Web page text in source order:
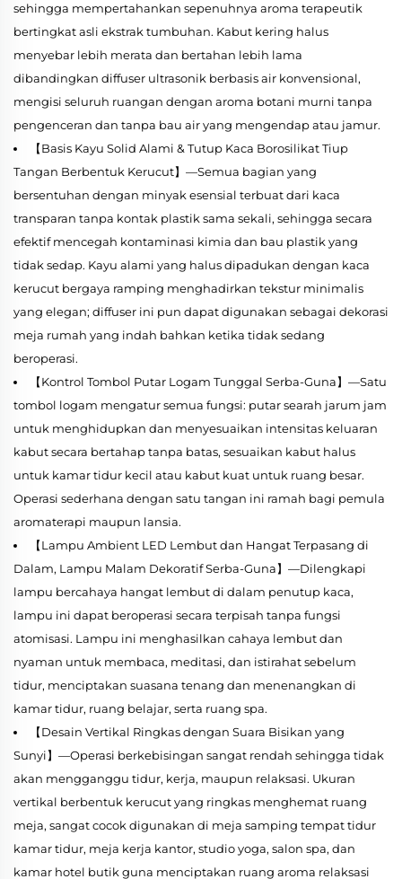
sehingga mempertahankan sepenuhnya aroma terapeutik
bertingkat asli ekstrak tumbuhan. Kabut kering halus
menyebar lebih merata dan bertahan lebih lama
dibandingkan diffuser ultrasonik berbasis air konvensional,
mengisi seluruh ruangan dengan aroma botani murni tanpa
pengenceran dan tanpa bau air yang mengendap atau jamur.
【Basis Kayu Solid Alami & Tutup Kaca Borosilikat Tiup
Tangan Berbentuk Kerucut】—Semua bagian yang
bersentuhan dengan minyak esensial terbuat dari kaca
transparan tanpa kontak plastik sama sekali, sehingga secara
efektif mencegah kontaminasi kimia dan bau plastik yang
tidak sedap. Kayu alami yang halus dipadukan dengan kaca
kerucut bergaya ramping menghadirkan tekstur minimalis
yang elegan; diffuser ini pun dapat digunakan sebagai dekorasi
meja rumah yang indah bahkan ketika tidak sedang
beroperasi.
【Kontrol Tombol Putar Logam Tunggal Serba-Guna】—Satu
tombol logam mengatur semua fungsi: putar searah jarum jam
untuk menghidupkan dan menyesuaikan intensitas keluaran
kabut secara bertahap tanpa batas, sesuaikan kabut halus
untuk kamar tidur kecil atau kabut kuat untuk ruang besar.
Operasi sederhana dengan satu tangan ini ramah bagi pemula
aromaterapi maupun lansia.
【Lampu Ambient LED Lembut dan Hangat Terpasang di
Dalam, Lampu Malam Dekoratif Serba-Guna】—Dilengkapi
lampu bercahaya hangat lembut di dalam penutup kaca,
lampu ini dapat beroperasi secara terpisah tanpa fungsi
atomisasi. Lampu ini menghasilkan cahaya lembut dan
nyaman untuk membaca, meditasi, dan istirahat sebelum
tidur, menciptakan suasana tenang dan menenangkan di
kamar tidur, ruang belajar, serta ruang spa.
【Desain Vertikal Ringkas dengan Suara Bisikan yang
Sunyi】—Operasi berkebisingan sangat rendah sehingga tidak
akan mengganggu tidur, kerja, maupun relaksasi. Ukuran
vertikal berbentuk kerucut yang ringkas menghemat ruang
meja, sangat cocok digunakan di meja samping tempat tidur
kamar tidur, meja kerja kantor, studio yoga, salon spa, dan
kamar hotel butik guna menciptakan ruang aroma relaksasi